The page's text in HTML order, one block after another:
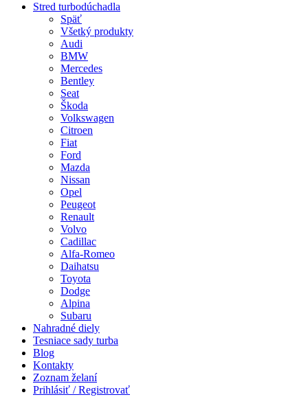
Stred turbodúchadla
Späť
Všetký produkty
Audi
BMW
Mercedes
Bentley
Seat
Škoda
Volkswagen
Citroen
Fiat
Ford
Mazda
Nissan
Opel
Peugeot
Renault
Volvo
Cadillac
Alfa-Romeo
Daihatsu
Toyota
Dodge
Alpina
Subaru
Nahradné diely
Tesniace sady turba
Blog
Kontakty
Zoznam želaní
Prihlásiť / Registrovať